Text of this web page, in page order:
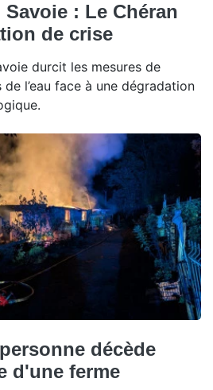
Savoie : Le Chéran
de crise
durcit les mesures de
l’eau face à une dégradation
décède
d'une ferme